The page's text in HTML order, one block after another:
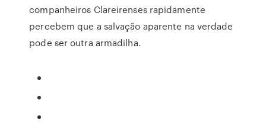
companheiros Clareirenses rapidamente
percebem que a salvação aparente na verdade
pode ser outra armadilha.